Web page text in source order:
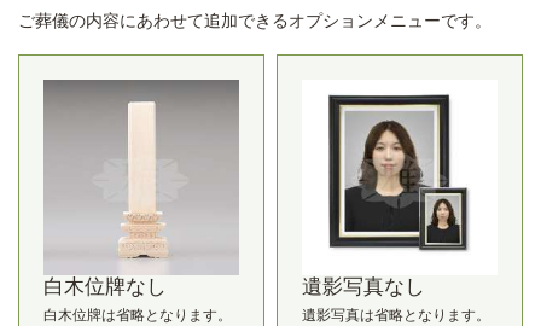
ご葬儀の内容にあわせて追加できるオプションメニューです。
白木位牌なし
白木位牌は省略となります。
遺影写真なし
遺影写真は省略となります。